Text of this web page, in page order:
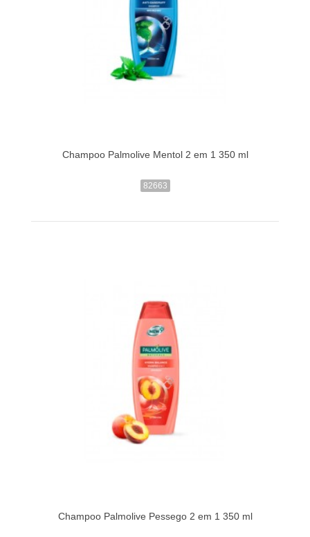
Champoo Palmolive Mentol 2 em 1 350 ml
82663
Champoo Palmolive Pessego 2 em 1 350 ml